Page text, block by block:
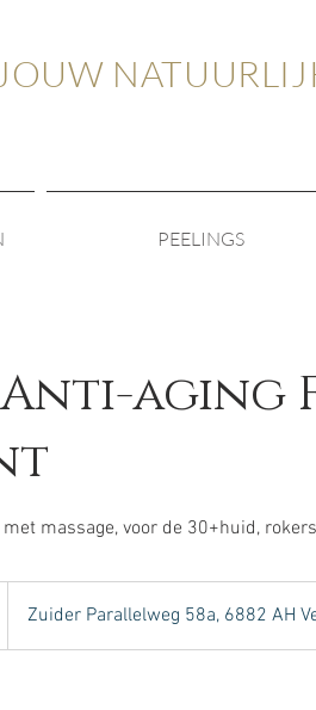
PEELINGS
Anti-aging
massage, voor de 30+huid,
Zuider Parallelweg 58a, 6882 AH